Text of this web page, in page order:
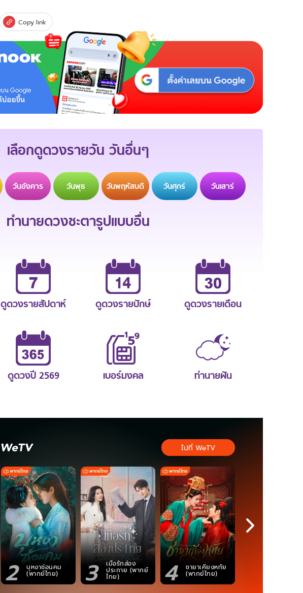
Copy link
เลือกดูดวงรายวัน วันอื่นๆ
วันอังคาร วันพุธ วันพฤหัสบดี วันศุกร์ วันเสาร์
ทำนายดวงชะตารูปแบบอื่น
ดูดวงรายสัปดาห์ ดูดวงรายปักษ์ ดูดวงรายเดือน
ดูดวงปี 2569 เบอร์มงคล ทำนายฝัน
2 บุหงาซ่อนคม
(พากย์ไทย) 3 เมื่อรักส่อง
ประกาย (พากย์
ไทย) 4 ชายาเคียงหทัย
(พากย์ไทย) 5
ไปที่ WeTV